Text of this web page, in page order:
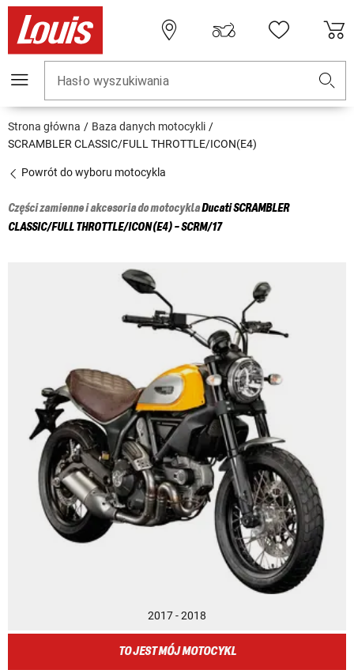
Hasło wyszukiwania
Strona główna
Baza danych motocykli
SCRAMBLER CLASSIC/FULL THROTTLE/ICON(E4)
Powrót do wyboru motocykla
Części zamienne i akcesoria do motocyklaDucatiSCRAMBLER
CLASSIC/FULL THROTTLE/ICON(E4) - SCRM/17
2017 - 2018
TO JEST MÓJ MOTOCYKL